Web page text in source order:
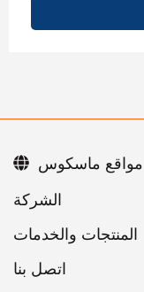
اتصل بنا
مواقع ماسكوس